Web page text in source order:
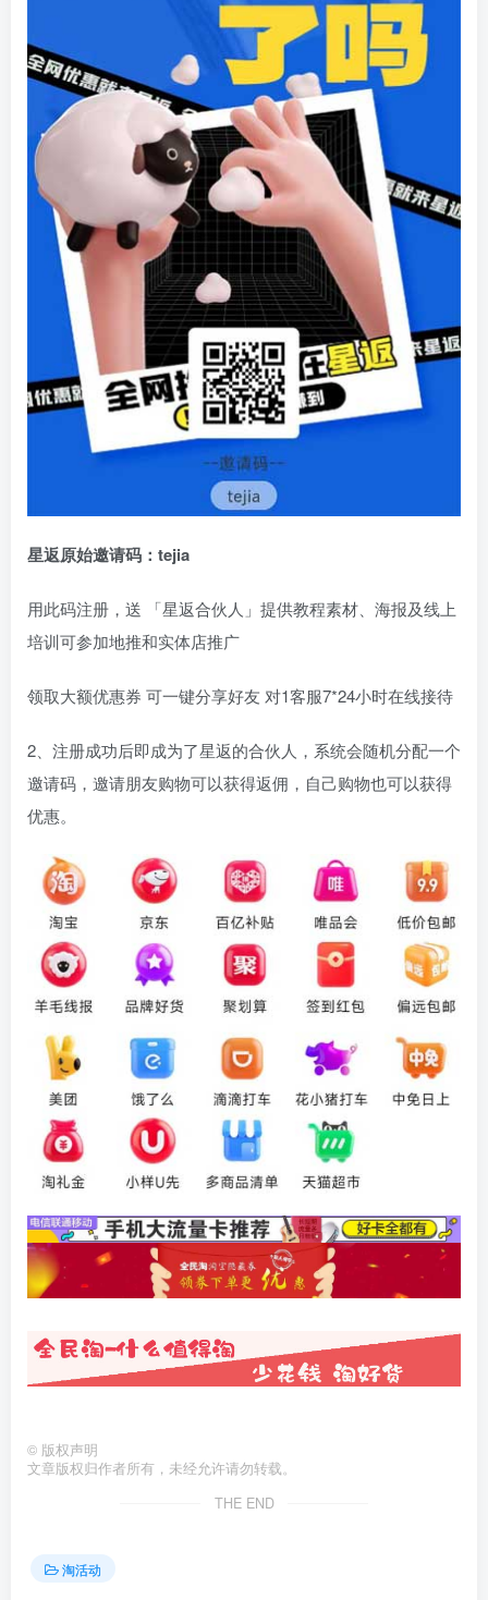
星返原始邀请码：tejia
用此码注册，送 「星返合伙人」提供教程素材、海报及线上
培训可参加地推和实体店推广
领取大额优惠券 可一键分享好友 对1客服7*24小时在线接待
2、注册成功后即成为了星返的合伙人，系统会随机分配一个
邀请码，邀请朋友购物可以获得返佣，自己购物也可以获得
优惠。
© 版权声明
文章版权归作者所有，未经允许请勿转载。
THE END
淘活动